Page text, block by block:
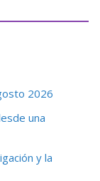
2026
una
y la